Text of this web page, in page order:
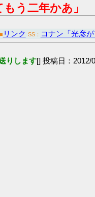
う二年かあ」
■ リンク SS： コナン「光彦
りします[] 投稿日：2012/